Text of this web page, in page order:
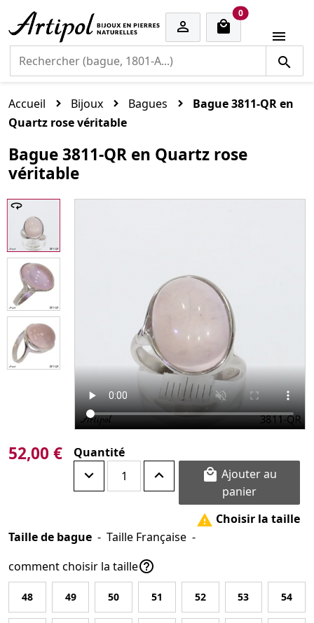

0cart items

Accueil Bijoux Bagues
Bague 3811-QR en
Quartz rose véritable
Bague 3811-QR en Quartz rose
véritable
52,00 € Quantité
 Ajouter au
panier
 Choisir la taille
Taille de bague - Taille Française -
comment choisir la taille
48 49 50 51 52 53 54